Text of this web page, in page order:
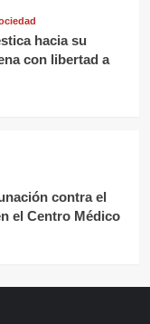
hacia su
con libertad a
contra el
el Centro Médico